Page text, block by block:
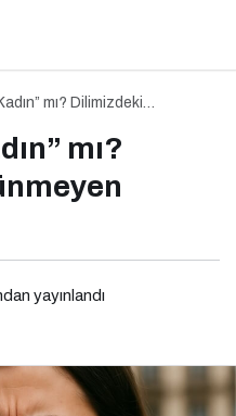
mı? Dilimizdeki
mı?
yayınlandı
Ruj Serisi: Sheer Up ile